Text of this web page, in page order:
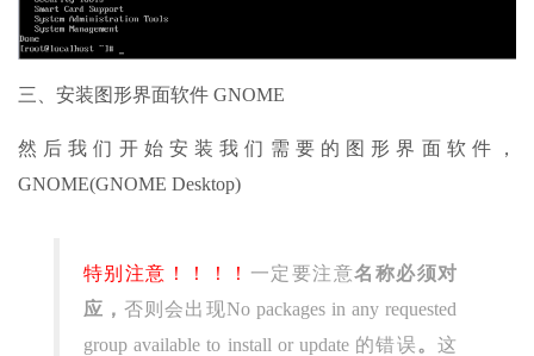
三、安装图形界面软件 GNOME
然后我们开始安装我们需要的图形界面软件，
GNOME(GNOME Desktop)
特别注意！！！！ 一定要注意名称必须对
应，否则会出现No packages in any requested
group available to install or update 的错误 。这